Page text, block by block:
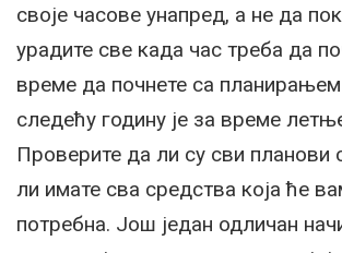
своје часове унапред, а не да
урадите све када час треба да
време да почнете са
следећу годину је за време
Проверите да ли су сви планови
ли имате сва средства која ће
потребна. Још један одличан